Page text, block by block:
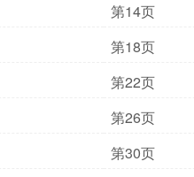
第14页
第18页
第22页
第26页
第30页